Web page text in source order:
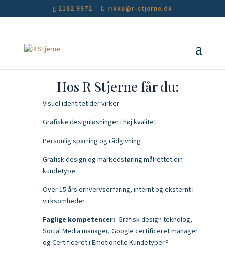
2182 9972 rikke@r-stjerne.dk
Hos R Stjerne får du:
Visuel identitet der virker
Grafiske designløsninger i høj kvalitet
Personlig sparring og rådgivning
Grafisk design og markedsføring målrettet din
kundetype
Over 15 års erhvervserfaring, internt og eksternt i
virksomheder
Faglige kompetencer: Grafisk design teknolog,
Social Media manager, Google certificeret manager
og Certificeret i Emotionelle Kundetyper®